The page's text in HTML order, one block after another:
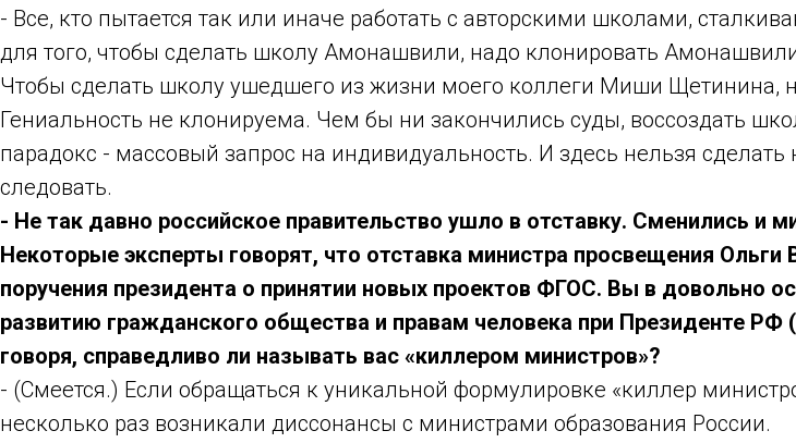
- Все, кто пытается так или иначе работать с авторскими школами,
для того, чтобы сделать школу Амонашвили, надо клонировать
Чтобы сделать школу ушедшего из жизни моего коллеги Миши Щетинина,
Гениальность не клонируема. Чем бы ни закончились суды, воссоздать
парадокс - массовый запрос на индивидуальность. И здесь нельзя
следовать.
- Не так давно российское правительство ушло в отставку. Сменились
Некоторые эксперты говорят, что отставка министра просвещения
поручения президента о принятии новых проектов ФГОС. Вы в довольно
развитию гражданского общества и правам человека при Президенте
говоря, справедливо ли называть вас «киллером министров»?
- (Смеется.) Если обращаться к уникальной формулировке «киллер
несколько раз возникали диссонансы с министрами образования России.